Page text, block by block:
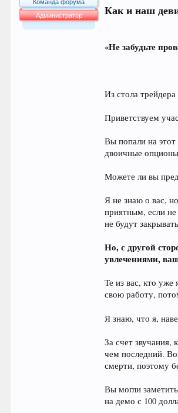
Команда форума
Администратор
Как и наш
«Не забудьте
Из стола
Приветствуем
Вы попали на
двоичные
Можете ли вы
Я не знаю о вас,
приятным, если
не будут
Но, с другой
увлечениями,
Те из вас, кто
свою работу,
Я знаю, что я,
За счет
чем последний.
смерти, поэтому
Вы могли
на демо с 100